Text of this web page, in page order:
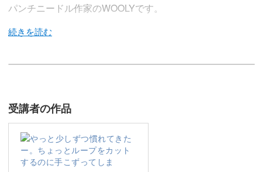
パンチニードル作家のWOOLYです。
これまでよりも立体感のある作品作りになるため、パンチ
ニードルの腕を磨きたい方にもぴったりです。
受講者の作品